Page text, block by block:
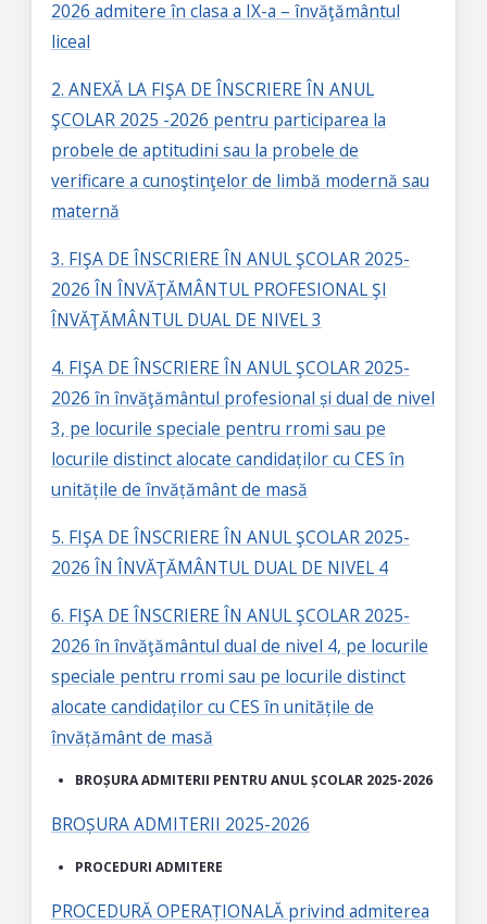
2026 admitere în clasa a IX-a – învăţământul
liceal
2. ANEXĂ LA FIŞA DE ÎNSCRIERE ÎN ANUL
ŞCOLAR 2025 -2026 pentru participarea la
probele de aptitudini sau la probele de
verificare a cunoştinţelor de limbă modernă sau
maternă
3. FIŞA DE ÎNSCRIERE ÎN ANUL ŞCOLAR 2025-
2026 ÎN ÎNVĂŢĂMÂNTUL PROFESIONAL ŞI
ÎNVĂŢĂMÂNTUL DUAL DE NIVEL 3
4. FIŞA DE ÎNSCRIERE ÎN ANUL ŞCOLAR 2025-
2026 în învăţământul profesional și dual de nivel
3, pe locurile speciale pentru rromi sau pe
locurile distinct alocate candidaților cu CES în
unitățile de învățământ de masă
5. FIŞA DE ÎNSCRIERE ÎN ANUL ŞCOLAR 2025-
2026 ÎN ÎNVĂŢĂMÂNTUL DUAL DE NIVEL 4
6. FIŞA DE ÎNSCRIERE ÎN ANUL ŞCOLAR 2025-
2026 în învăţământul dual de nivel 4, pe locurile
speciale pentru rromi sau pe locurile distinct
alocate candidaților cu CES în unitățile de
învățământ de masă
BROȘURA ADMITERII PENTRU ANUL ȘCOLAR 2025-2026
BROȘURA ADMITERII 2025-2026
PROCEDURI ADMITERE
PROCEDURĂ OPERAȚIONALĂ privind admiterea